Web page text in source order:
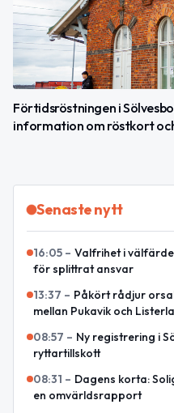
Förtidsröstningen i
information om röstkort
Senaste nytt
16:05 – Valfrihet i
för splittrat ansvar
13:37 – Påkört rådjur
mellan Pukavik och
08:57 – Ny registrering i
ryttartillskott
08:31 – Dagens korta:
en omvärldsrapport